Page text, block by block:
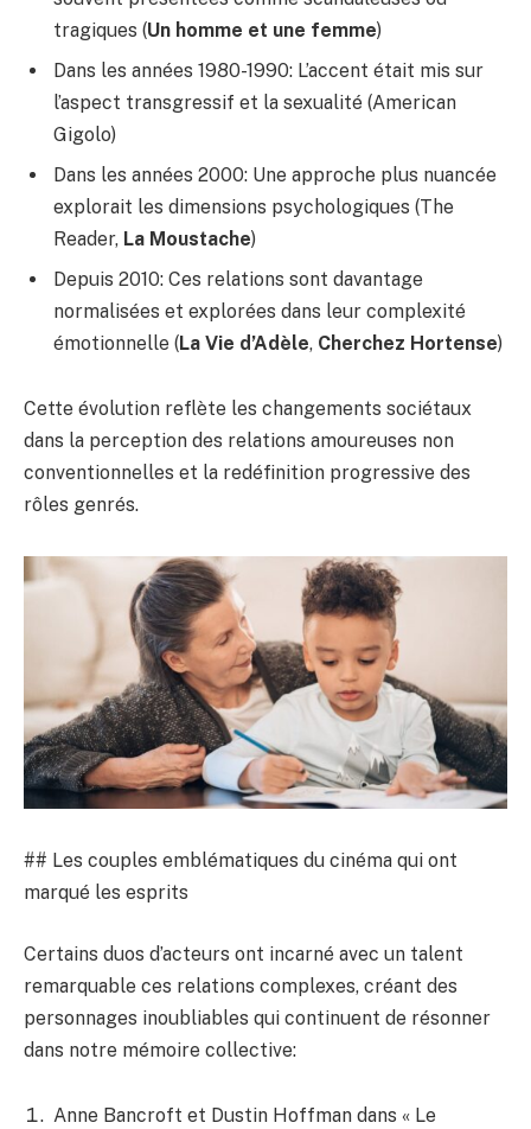
tragiques (Un homme et une femme)
Dans les années 1980-1990: L’accent était mis sur
l’aspect transgressif et la sexualité (American
Gigolo)
Dans les années 2000: Une approche plus nuancée
explorait les dimensions psychologiques (The
Reader, La Moustache)
Depuis 2010: Ces relations sont davantage
normalisées et explorées dans leur complexité
émotionnelle (La Vie d’Adèle, Cherchez Hortense)
Cette évolution reflète les changements sociétaux
dans la perception des relations amoureuses non
conventionnelles et la redéfinition progressive des
rôles genrés.
## Les couples emblématiques du cinéma qui ont
marqué les esprits
Certains duos d’acteurs ont incarné avec un talent
remarquable ces relations complexes, créant des
personnages inoubliables qui continuent de résonner
dans notre mémoire collective:
Anne Bancroft et Dustin Hoffman dans « Le